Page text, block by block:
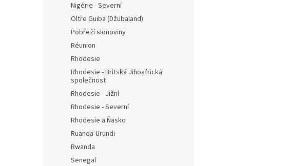
Nigérie - Severní
Oltre Guiba (Džubaland)
Pobřeží slonoviny
Réunion
Rhodesie
Rhodesie - Britská Jihoafrická
společnost
Rhodesie - Jižní
Rhodesie - Severní
Rhodesie a Ňasko
Ruanda-Urundi
Rwanda
Senegal